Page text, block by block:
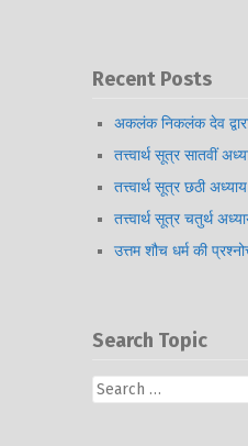
Recent Posts
अकलंक निकलंक देव
तत्त्वार्थ सूत्र सातवीं
तत्त्वार्थ सूत्र छठी अध्याय
तत्त्वार्थ सूत्र चतुर्थ
उत्तम शौच धर्म की
Search Topic
Search
for: